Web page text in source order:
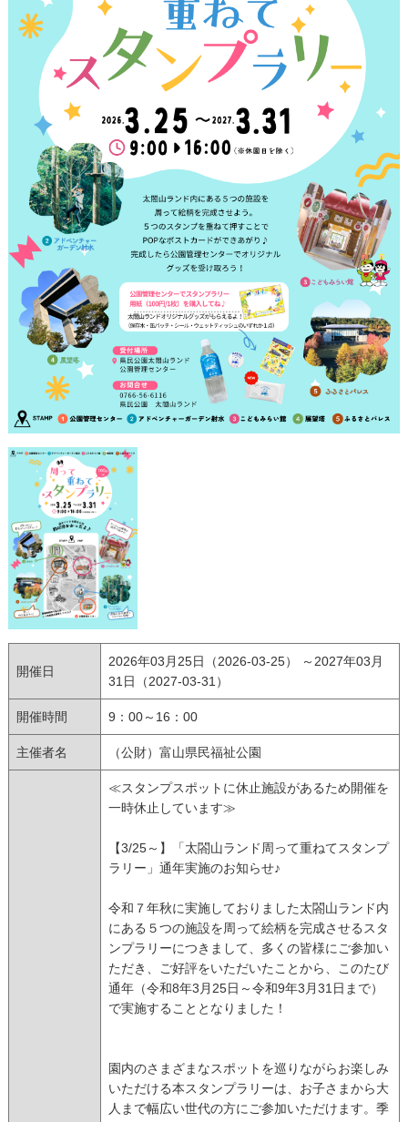
開催日
2026年03月25日（2026-03-25） ～2027年03月
31日（2027-03-31）
開催時間 9：00～16：00
主催者名 （公財）富山県民福祉公園
≪スタンプスポットに休止施設があるため開催を
一時休止しています≫
【3/25～】「太閤山ランド周って重ねてスタンプ
ラリー」通年実施のお知らせ♪
令和７年秋に実施しておりました太閤山ランド内
にある５つの施設を周って絵柄を完成させるスタ
ンプラリーにつきまして、多くの皆様にご参加い
ただき、ご好評をいただいたことから、このたび
通年（令和8年3月25日～令和9年3月31日まで）
で実施することとなりました！
園内のさまざまなスポットを巡りながらお楽しみ
いただける本スタンプラリーは、お子さまから大
人まで幅広い世代の方にご参加いただけます。季